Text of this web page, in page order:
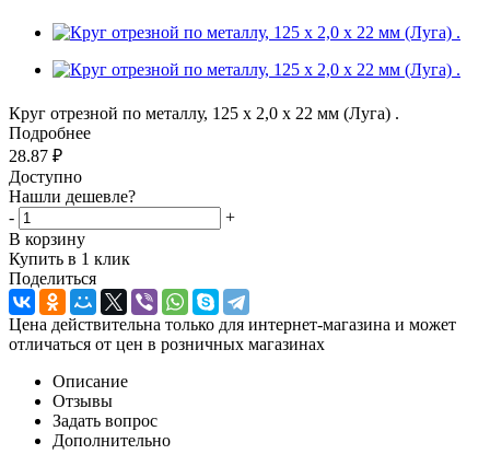
Круг отрезной по металлу, 125 х 2,0 х 22 мм (Луга) .
Подробнее
28.87 ₽
Доступно
Нашли дешевле?
-
+
В корзину
Купить в 1 клик
Поделиться
Цена действительна только для интернет-магазина и может
отличаться от цен в розничных магазинах
Описание
Отзывы
Задать вопрос
Дополнительно